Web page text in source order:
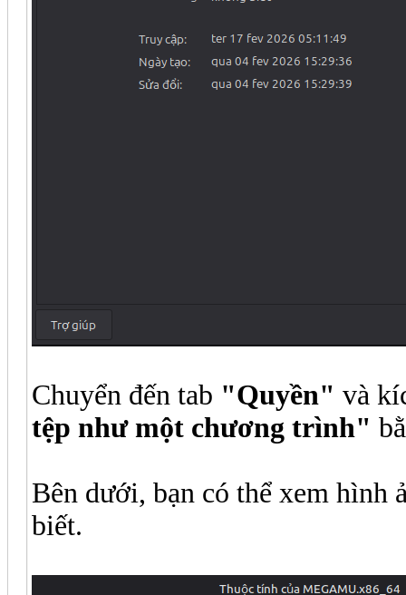
Chuyển đến tab "Quyền" và
tệp như một chương trình"
Bên dưới, bạn có thể xem hình
biết.